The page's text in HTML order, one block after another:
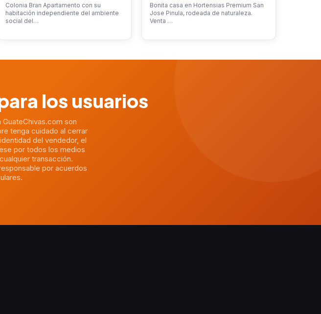
Colonia Bran Apartamento con su
habitación independiente del ambiente
social del…
Bonita casa en Hortensias Premium San
Jose Pinula, rodeada de naturaleza.
Venta …
los usuarios
son
tenga cuidado al cerrar
del vendedor, el
por todos los medios
transacción.
por acuerdos